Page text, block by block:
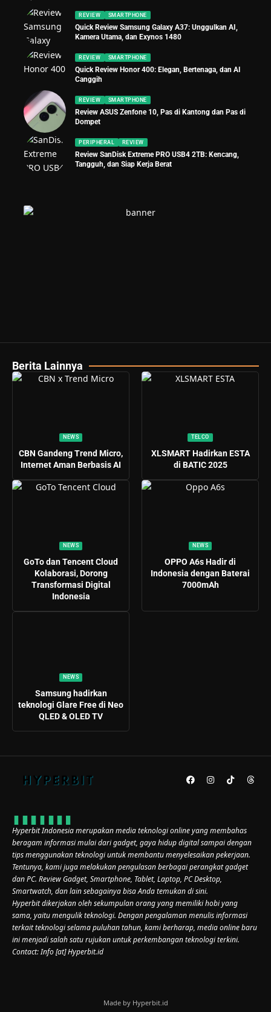
REVIEW SMARTPHONE
Quick Review Samsung Galaxy A37: Unggulkan AI,
Kamera Utama, dan Exynos 1480
REVIEW SMARTPHONE
Quick Review Honor 400: Elegan, Bertenaga, dan AI
Canggih
REVIEW SMARTPHONE
Review ASUS Zenfone 10, Pas di Kantong dan Pas di
Dompet
PERIPHERAL REVIEW
Review SanDisk Extreme PRO USB4 2TB: Kencang,
Tangguh, dan Siap Kerja Berat
Berita Lainnya
NEWS
CBN Gandeng Trend Micro,
Internet Aman Berbasis AI
TELCO
XLSMART Hadirkan ESTA
di BATIC 2025
NEWS
GoTo dan Tencent Cloud
Kolaborasi, Dorong
Transformasi Digital
Indonesia
NEWS
OPPO A6s Hadir di
Indonesia dengan Baterai
7000mAh
NEWS
Samsung hadirkan
teknologi Glare Free di Neo
QLED & OLED TV
Hyperbit Indonesia merupakan media teknologi online yang membahas
beragam informasi mulai dari gadget, gaya hidup digital sampai dengan
tips menggunakan teknologi untuk membantu menyelesaikan pekerjaan.
Tentunya, kami juga melakukan pengulasan berbagai perangkat gadget
dan PC. Review Gadget, Smartphone, Tablet, Laptop, PC Desktop,
Smartwatch, dan lain sebagainya bisa Anda temukan di sini.
Hyperbit dikerjakan oleh sekumpulan orang yang memiliki hobi yang
sama, yaitu mengulik teknologi. Dengan pengalaman menulis informasi
terkait teknologi selama puluhan tahun, kami berharap, media online baru
ini menjadi salah satu rujukan untuk perkembangan teknologi terkini.
Contact: Info [at] Hyperbit.id
Made by Hyperbit.id